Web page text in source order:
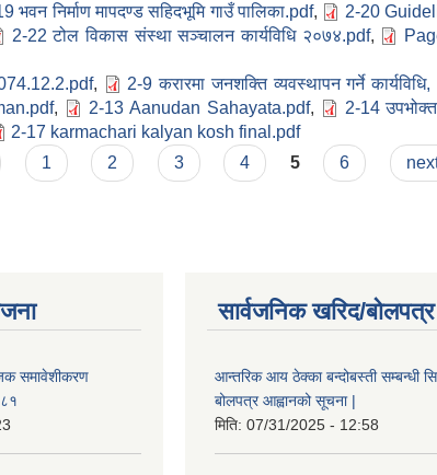
भवन निर्माण मापदण्ड सहिदभूमि गाउँ पालिका.pdf, 2-20
2-22 टोल विकास संस्था सञ्चालन कार्यविधि २०७४.pdf,
, 2-9 करारमा जनशक्ति व्यवस्थापन गर्ने
, 2-13 Aanudan Sahayata.pdf, 2-14
2-17 karmachari kalyan kosh final.pdf
1 2 3 4 5 6
समावेशीकरण
सार्वजनिक खरिद/
आन्तरिक आय ठेक्का बन्दोबस्ती सम्बन्धी
बोलपत्र आह्वानको सूचना |
मिति: 07/31/2025 - 12:58